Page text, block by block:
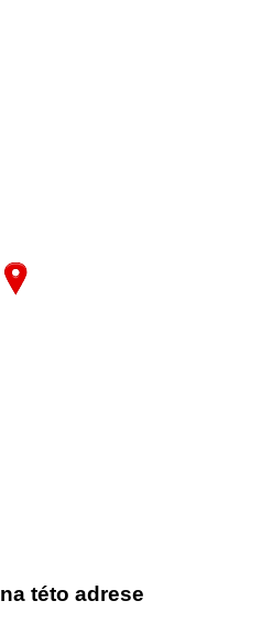
na této adrese